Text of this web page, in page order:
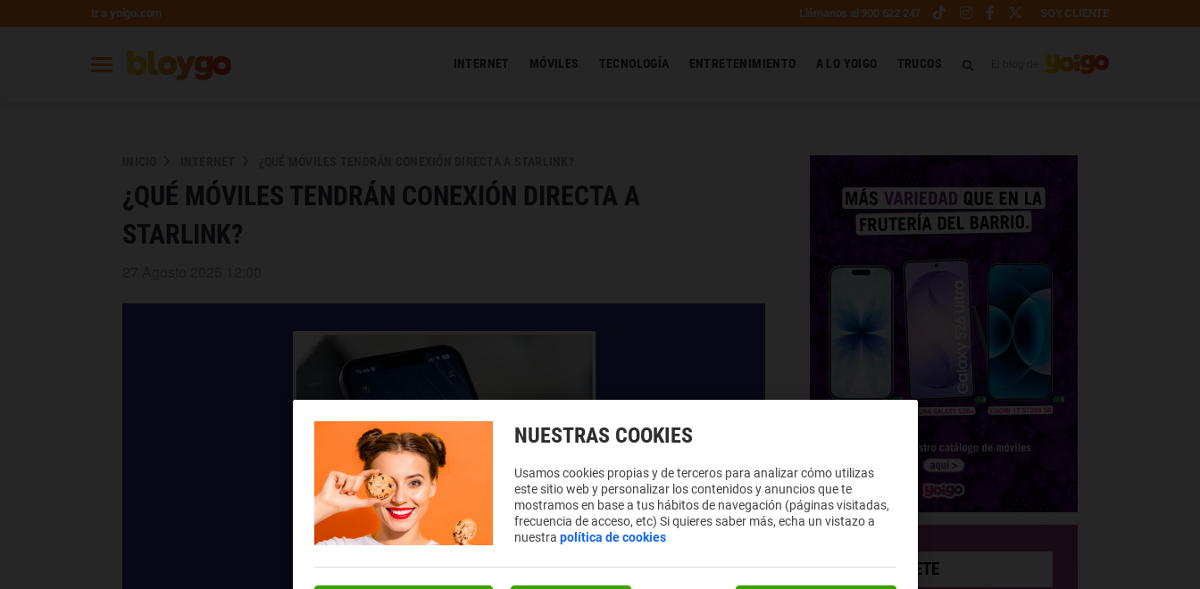
Ir a yoigo.com Llámanos al 900 622 247 SOY CLIENTE
INTERNET MÓVILES TECNOLOGÍA ENTRETENIMIENTO A LO YOIGO TRUCOS
¿QUÉ MÓVILES TENDRÁN CONEXIÓN DIRECTA A
STARLINK?
SUSCRÍBETE
NUESTRAS COOKIES
Usamos cookies propias y de terceros para analizar cómo utilizas
este sitio web y personalizar los contenidos y anuncios que te
mostramos en base a tus hábitos de navegación (páginas visitadas,
frecuencia de acceso, etc) Si quieres saber más, echa un vistazo a
nuestrapolítica de cookies